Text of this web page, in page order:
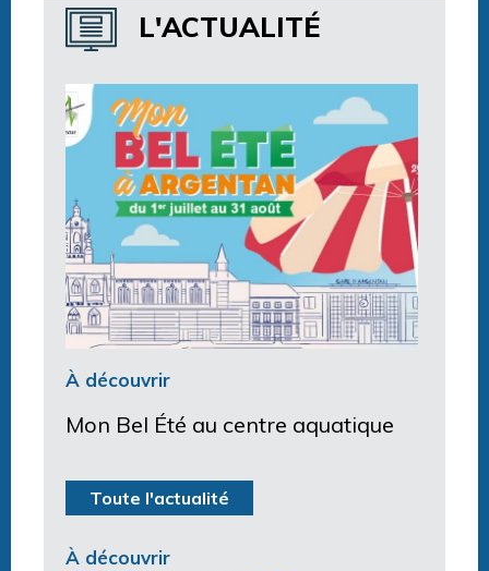
L'ACTUALITÉ
À découvrir
Mon Bel Été au centre aquatique
Toute l'actualité
À découvrir